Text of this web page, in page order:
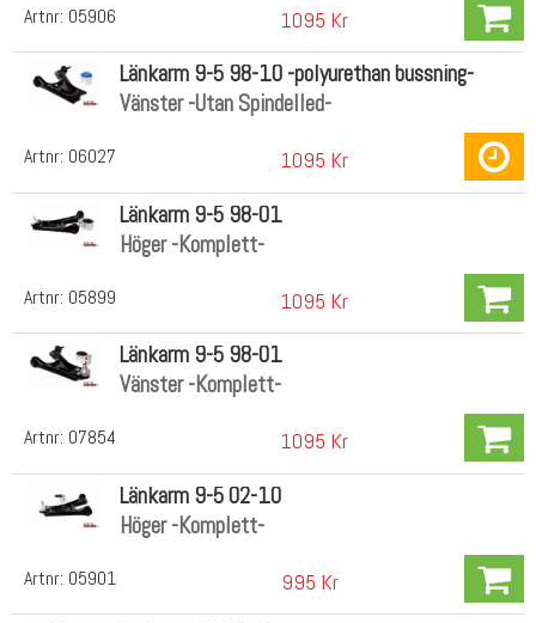
Artnr: 05906 1095 Kr
Artnr: 06027
Länkarm 9-5 98-10 -polyurethan bussning-
Vänster -Utan Spindelled-
1095 Kr
Artnr: 05899
Länkarm 9-5 98-01
Höger -Komplett-
1095 Kr
Artnr: 07854
Länkarm 9-5 98-01
Vänster -Komplett-
1095 Kr
Artnr: 05901
Länkarm 9-5 02-10
Höger -Komplett-
995 Kr